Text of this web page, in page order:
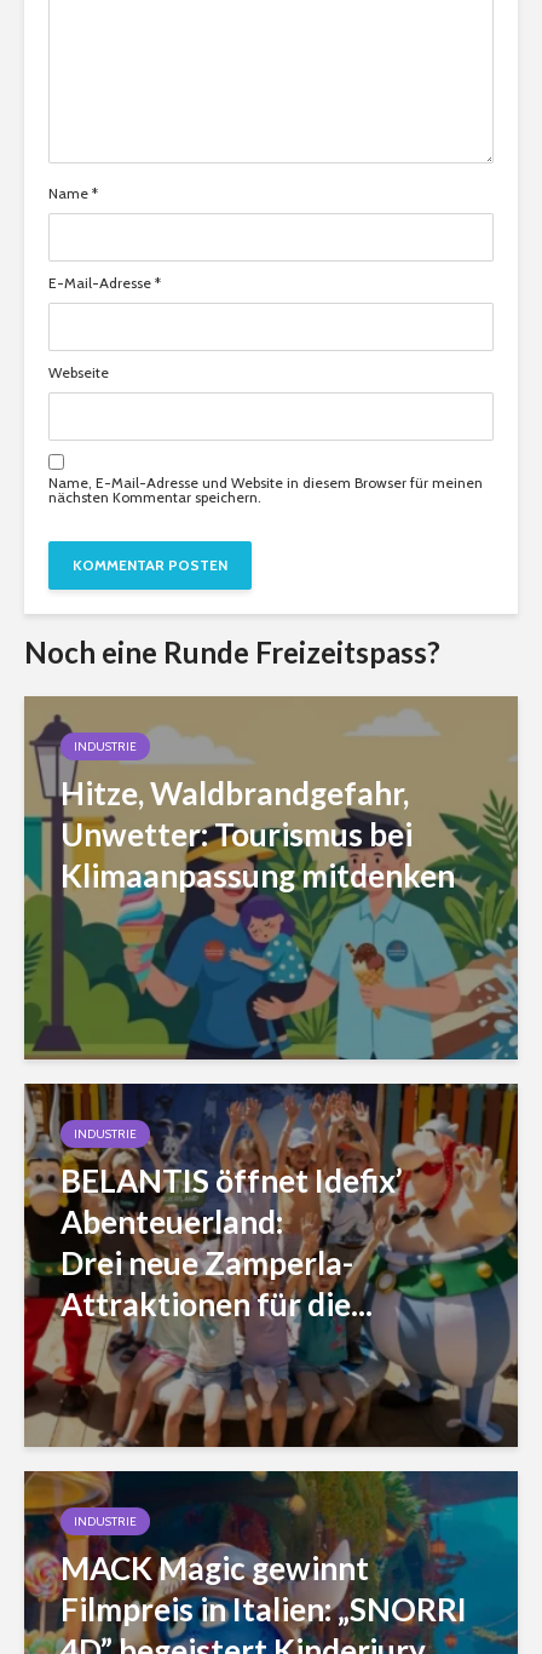
Name *
E-Mail-Adresse *
Webseite
Name, E-Mail-Adresse und Website in diesem Browser für meinen
nächsten Kommentar speichern.
Noch eine Runde Freizeitspass?
INDUSTRIE
Hitze, Waldbrandgefahr,
Unwetter: Tourismus bei
Klimaanpassung mitdenken
INDUSTRIE
BELANTIS öffnet Idefix’
Abenteuerland:
Drei neue Zamperla-
Attraktionen für die...
INDUSTRIE
MACK Magic gewinnt
Filmpreis in Italien: „SNORRI